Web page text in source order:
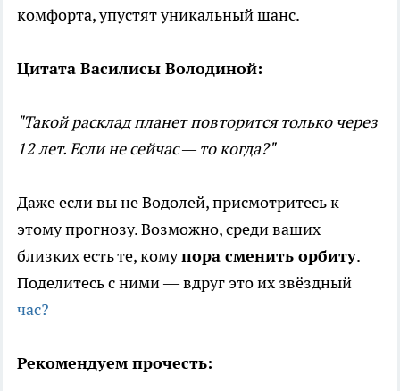
комфорта, упустят уникальный шанс.
Цитата Василисы Володиной:
"Такой расклад планет повторится только через
12 лет. Если не сейчас — то когда?"
Даже если вы не Водолей, присмотритесь к
этому прогнозу. Возможно, среди ваших
близких есть те, комупора сменить орбиту.
Поделитесь с ними — вдруг это их звёздный
час?
Рекомендуем прочесть: